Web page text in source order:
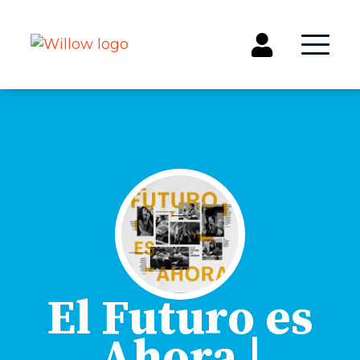
Kids & Students
Junior High Ministry
High School Ministry
Disability & Inclusion
Camp Paradise
Baptism
El Futuro es